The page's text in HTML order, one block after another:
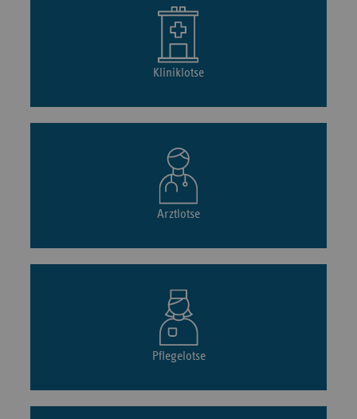
Kliniklotse
Arztlotse
Pflegelotse